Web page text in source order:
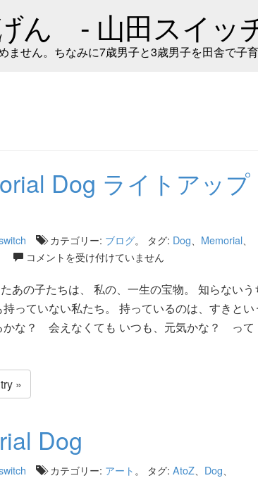
ん - 山田スイッ
ません。ちなみに7歳男子と3歳男子を田舎で子育
Dog ライトアップ
カテゴリー: ブログ。 タグ: Dog Memorial、
コメントを受け付けていません
あの子たちは、 私の、一生の宝物。 知らないう
っていない私たち。 持っているのは、すきとい
かな？ 会えなくても いつも、元気かな？ って
»
Dog
カテゴリー: アート 。 タグ: AtoZ、 Dog